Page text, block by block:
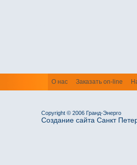
О нас Заказать on-line
Copyright © 2006 Гранд-Энерго
Создание сайта Санкт